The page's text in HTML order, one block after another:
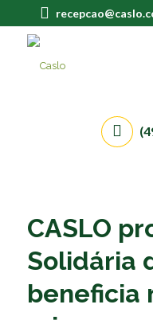
CASLO
Solidária
beneficia